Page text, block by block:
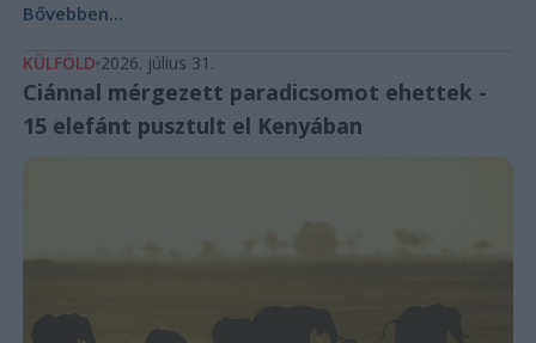
Bővebben...
KÜLFÖLD 2026. július 31.
Ciánnal mérgezett paradicsomot ehettek -
15 elefánt pusztult el Kenyában